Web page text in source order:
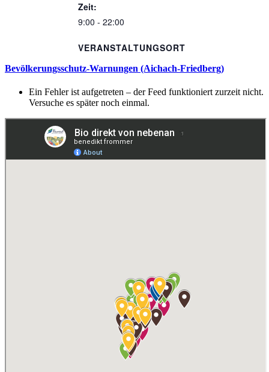
Zeit:
9:00 - 22:00
VERANSTALTUNGSORT
Bevölkerungsschutz-Warnungen (Aichach-Friedberg)
Ein Fehler ist aufgetreten – der Feed funktioniert zurzeit nicht.
Versuche es später noch einmal.